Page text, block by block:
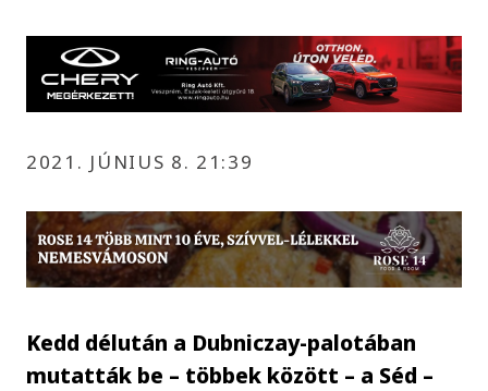
2021. JÚNIUS 8. 21:39
Kedd délután a Dubniczay-palotában
mutatták be – többek között – a Séd –